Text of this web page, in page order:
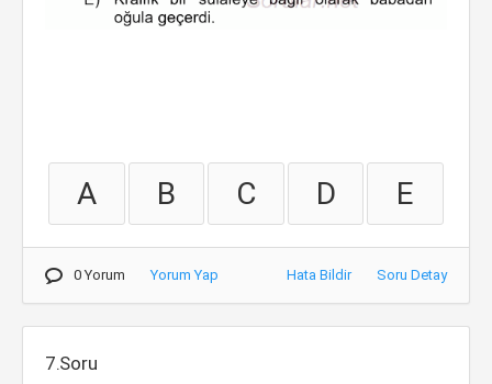
A B C D E
0 Yorum Yorum Yap Hata Bildir Soru Detay
7.Soru